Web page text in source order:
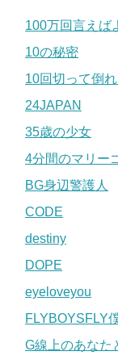
100万回言えば
10の秘密
10回切って倒
24JAPAN
35歳の少女
4分間のマリー
BG身辺警護人
CODE
destiny
DOPE
eyeloveyou
FLYBOYSFLY
G線上のあなた